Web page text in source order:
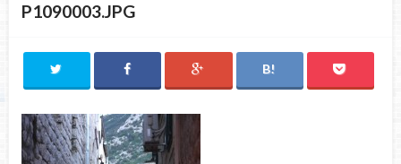
P1090003.JPG